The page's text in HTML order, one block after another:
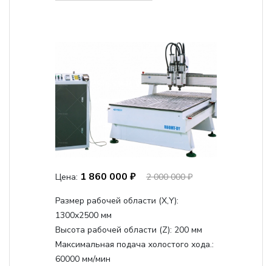
Цена: 1 860 000 ₽ 2 000 000 ₽
Размер рабочей области (Х,Y):
1300x2500 мм
Высота рабочей области (Z): 200 мм
Максимальная подача холостого хода.:
60000 мм/мин